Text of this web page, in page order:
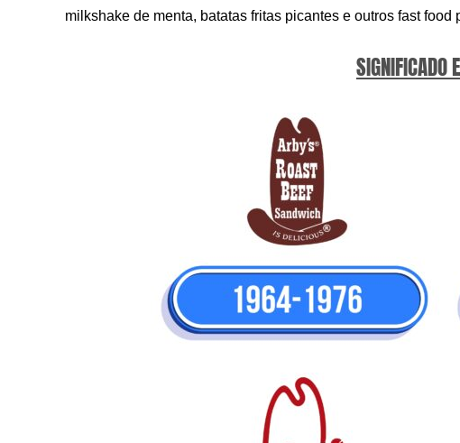
milkshake de menta, batatas fritas picantes e outros fast food
SIGNIFICADO